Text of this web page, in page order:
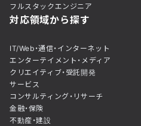
フルスタックエンジニア
対応領域から探す
IT/Web・通信・インターネット
エンターテイメント・メディア
クリエイティブ・受託開発
サービス
コンサルティング・リサーチ
金融・保険
不動産・建設